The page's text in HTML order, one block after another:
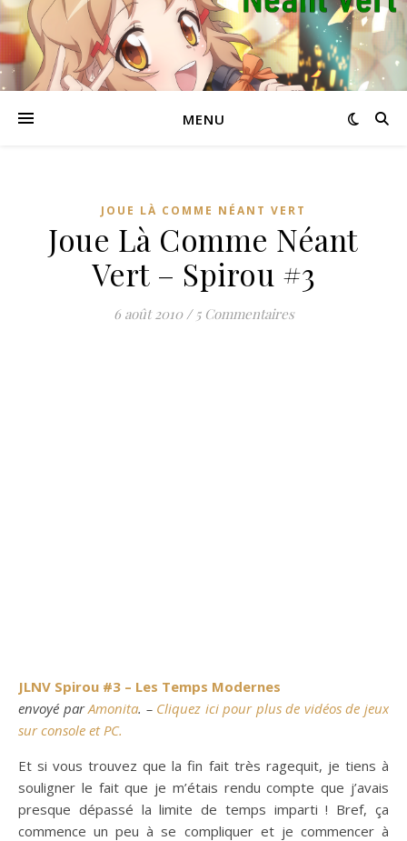
MENU
JOUE LÀ COMME NÉANT VERT
Joue Là Comme Néant
Vert – Spirou #3
6 août 2010 / 5 Commentaires
JLNV Spirou #3 – Les Temps Modernes
envoyé parAmonita. – Cliquez ici pour plus de vidéos de jeux
sur console et PC.
Et si vous trouvez que la fin fait très ragequit, je tiens à
souligner le fait que je m’étais rendu compte que j’avais
presque dépassé la limite de temps imparti ! Bref, ça
commence un peu à se compliquer et je commencer à